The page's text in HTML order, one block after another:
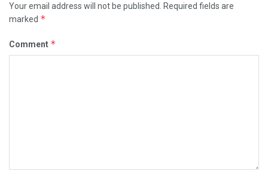
Your email address will not be published.
Required fields are
marked *
Comment *